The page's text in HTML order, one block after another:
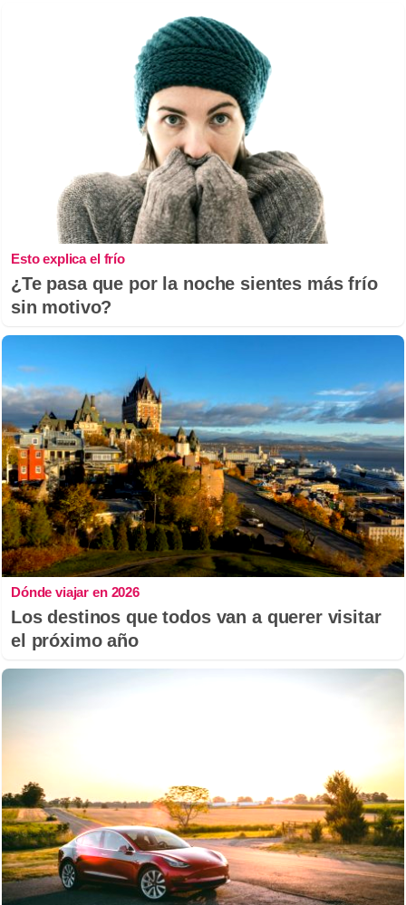
Esto explica el frío
¿Te pasa que por la noche sientes más frío
sin motivo?
Dónde viajar en 2026
Los destinos que todos van a querer visitar
el próximo año